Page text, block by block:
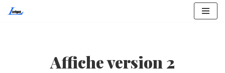
Affiche version 2